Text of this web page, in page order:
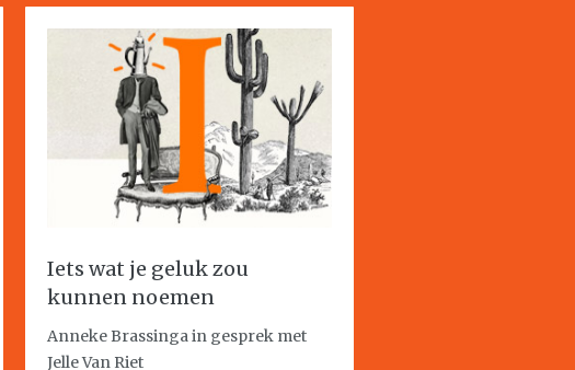
Iets wat je geluk zou
kunnen noemen
Anneke Brassinga in gesprek met
Jelle Van Riet